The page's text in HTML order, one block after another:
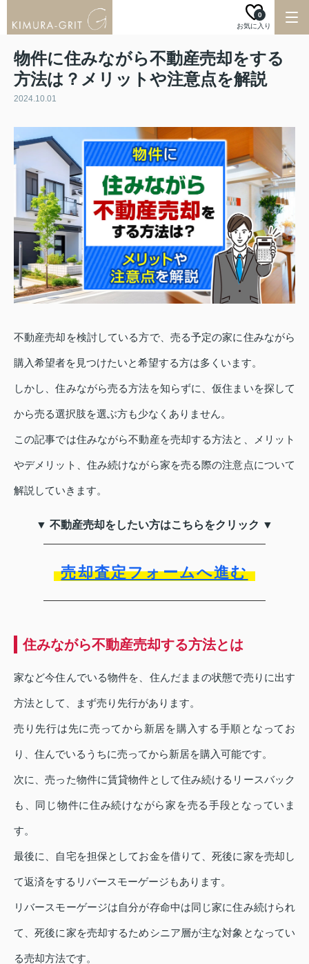
お気に入り
0
物件に住みながら不動産売却をする
方法は？メリットや注意点を解説
2024.10.01
不動産売却を検討している方で、売る予定の家に住みながら
購入希望者を見つけたいと希望する方は多くいます。
しかし、住みながら売る方法を知らずに、仮住まいを探して
から売る選択肢を選ぶ方も少なくありません。
この記事では住みながら不動産を売却する方法と、メリット
やデメリット、住み続けながら家を売る際の注意点について
解説していきます。
▼ 不動産売却をしたい方はこちらをクリック ▼
売却査定フォームへ進む
住みながら不動産売却する方法とは
家など今住んでいる物件を、住んだままの状態で売りに出す
方法として、まず売り先行があります。
売り先行は先に売ってから新居を購入する手順となってお
り、住んでいるうちに売ってから新居を購入可能です。
次に、売った物件に賃貸物件として住み続けるリースバック
も、同じ物件に住み続けながら家を売る手段となっていま
す。
最後に、自宅を担保としてお金を借りて、死後に家を売却し
て返済をするリバースモーゲージもあります。
リバースモーゲージは自分が存命中は同じ家に住み続けられ
て、死後に家を売却するためシニア層が主な対象となってい
る売却方法です。